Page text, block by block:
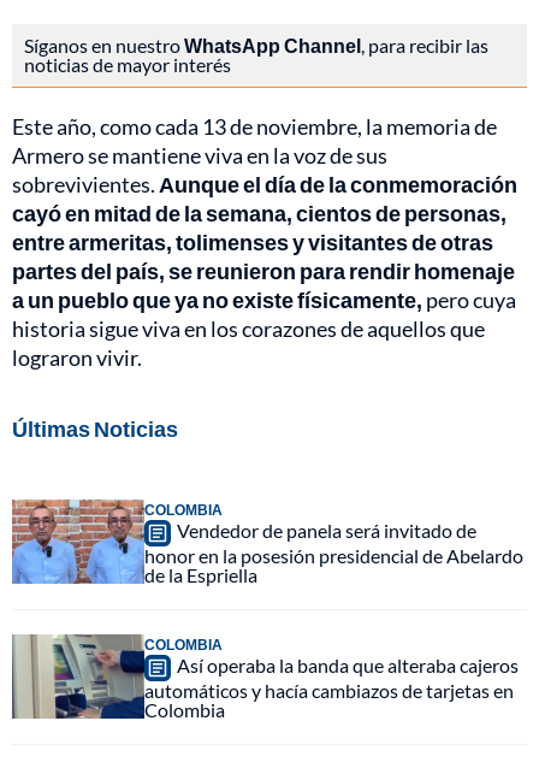
Síganos en nuestroWhatsApp Channel , para recibir las
noticias de mayor interés
Este año, como cada 13 de noviembre, la memoria de
Armero se mantiene viva en la voz de sus
sobrevivientes. Aunque el día de la conmemoración
cayó en mitad de la semana, cientos de personas,
entre armeritas, tolimenses y visitantes de otras
partes del país, se reunieron para rendir homenaje
a un pueblo que ya no existe físicamente, pero cuya
historia sigue viva en los corazones de aquellos que
lograron vivir.
Últimas Noticias
COLOMBIA
Vendedor de panela será invitado de
honor en la posesión presidencial de Abelardo
de la Espriella
COLOMBIA
Así operaba la banda que alteraba cajeros
automáticos y hacía cambiazos de tarjetas en
Colombia